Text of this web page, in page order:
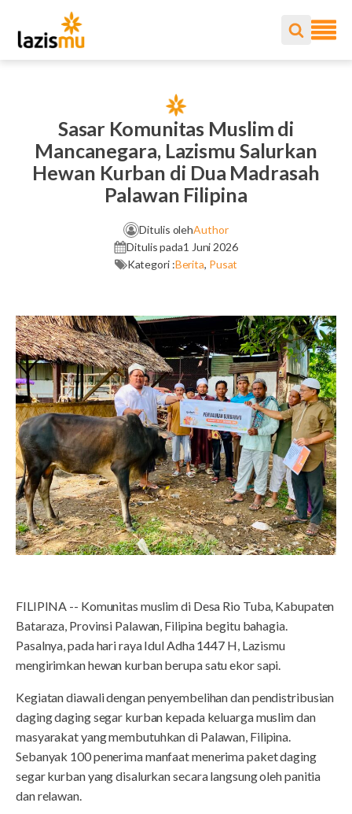
Sasar Komunitas Muslim di
Mancanegara, Lazismu Salurkan
Hewan Kurban di Dua Madrasah
Palawan Filipina
Ditulis olehAuthor
Ditulis pada1 Juni 2026
Kategori :Berita, Pusat
FILIPINA -- Komunitas muslim di Desa Rio Tuba, Kabupaten
Bataraza, Provinsi Palawan, Filipina begitu bahagia.
Pasalnya, pada hari raya Idul Adha 1447 H, Lazismu
mengirimkan hewan kurban berupa satu ekor sapi.
Kegiatan diawali dengan penyembelihan dan pendistribusian
daging daging segar kurban kepada keluarga muslim dan
masyarakat yang membutuhkan di Palawan, Filipina.
Sebanyak 100 penerima manfaat menerima paket daging
segar kurban yang disalurkan secara langsung oleh panitia
dan relawan.